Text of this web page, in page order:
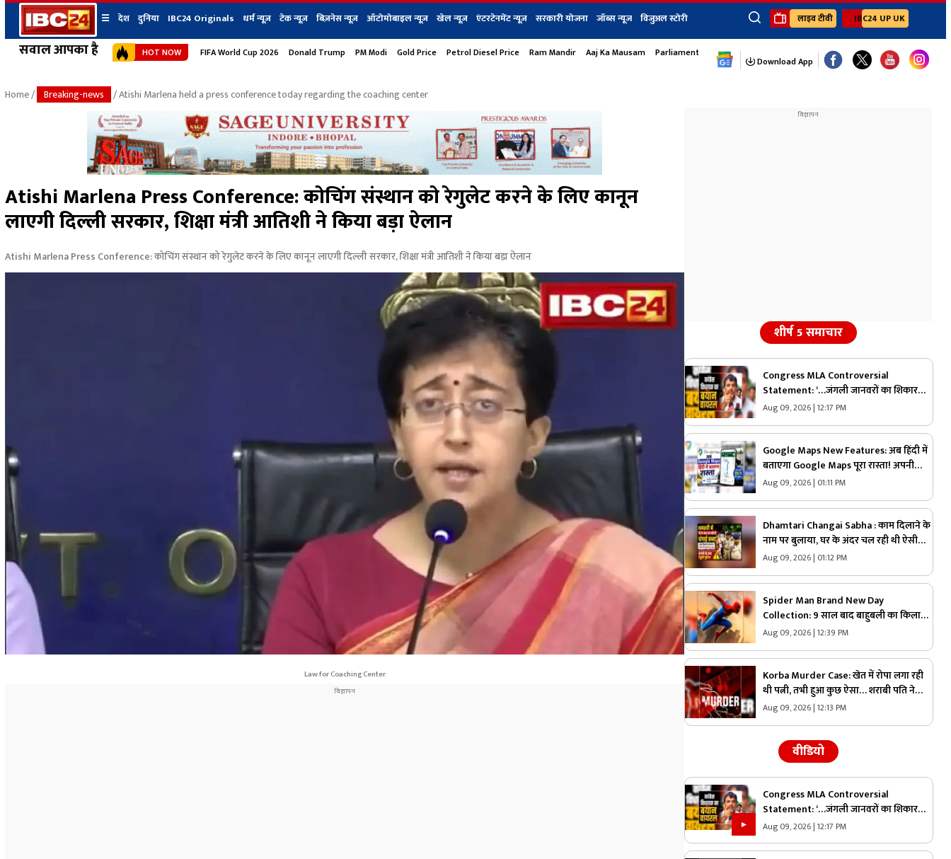
सवाल आपका है
☰ देश दुनिया IBC24 Originals धर्म न्यूज़ टेक न्यूज़ बिज़नेस न्यूज़ ऑटोमोबाइल न्यूज़ खेल न्यूज़ एंटरटेनमेंट न्यूज़ सरकारी योजना जॉब्स न्यूज विजुअल स्टोरी
×
छत्तीसगढ़ न्यूज
उत्तर प्रदेश न्यूज
बिहार न्यूज
उत्तराखंड न्यूज
हिमाचल प्रदेश न्यूज
हरियाणा न्यूज
शहर
भोपाल
जबलपुर
ग्वालियर
रायपुर
दुनिया IBC24 Originals
शेयर बाज़ार गैजेट्स न्यूज
जॉब्स न्यूज Youtube Channels
Ibc24 Jankarwan
लाइव टीवी IBC24 UP UK
HOT NOW FIFA World Cup 2026 Donald Trump PM Modi Gold Price Petrol Diesel Price Ram Mandir Aaj Ka Mausam Parliament Monsoon Session
Download App
Home/ Breaking-news / Atishi Marlena held a press conference today regarding the coaching center
Atishi Marlena Press Conference: कोचिंग संस्थान को रेगुलेट करने के लिए कानून
लाएगी दिल्ली सरकार, शिक्षा मंत्री आतिशी ने किया बड़ा ऐलान
Atishi Marlena Press Conference: कोचिंग संस्थान को रेगुलेट करने के लिए कानून लाएगी दिल्ली सरकार, शिक्षा मंत्री आतिशी ने किया बड़ा ऐलान
Law for Coaching Center
शीर्ष 5 समाचार
Congress MLA Controversial
Statement: ‘…जंगली जानवरों का शिकार
करेंगे…मैं सबसे आगे रहूंगा’ कांग्रेस विधायक ने
Aug 09, 2026 | 12:17 PM
Google Maps New Features: अब हिंदी में
बताएगा Google Maps पूरा रास्ता! अपनी
भाषा में मिलेगा नेविगेशन का मजेदार अनुभव,
Aug 09, 2026 | 01:11 PM
Dhamtari Changai Sabha : काम दिलाने के
नाम पर बुलाया, घर के अंदर चल रही थी ऐसी
सभा! VIDEO सामने आते ही मचा बवाल
Aug 09, 2026 | 01:12 PM
Spider Man Brand New Day
Collection: 9 साल बाद बाहुबली का किला
ढहा! Spider-Man की धुंआधार कमाई ने
निकली ये फिल्म
Aug 09, 2026 | 12:39 PM
Korba Murder Case: खेत में रोपा लगा रही
थी पत्नी, तभी हुआ कुछ ऐसा… शराबी पति ने
पीट-पीटकर मार डाला
Aug 09, 2026 | 12:13 PM
वीडियो
Congress MLA Controversial
Statement: ‘…जंगली जानवरों का शिकार
करेंगे…मैं सबसे आगे रहूंगा’ कांग्रेस विधायक ने
दिया विवादित बयान, वायरल हो रहा वीडियो
Aug 09, 2026 | 12:17 PM